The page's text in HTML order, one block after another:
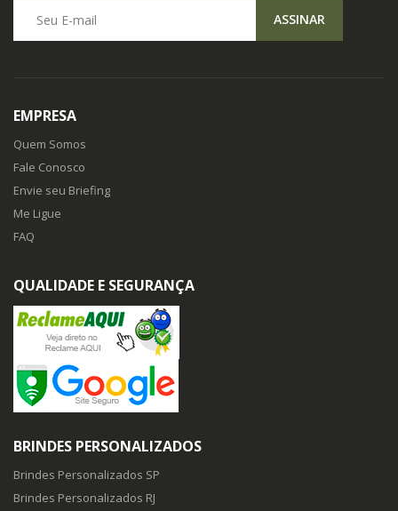
ASSINAR
EMPRESA
Quem Somos
Fale Conosco
Envie seu Briefing
Me Ligue
FAQ
QUALIDADE E SEGURANÇA
BRINDES PERSONALIZADOS
Brindes Personalizados SP
Brindes Personalizados RJ